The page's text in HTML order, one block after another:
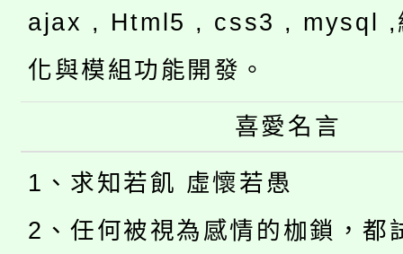
ajax , Html5 , css3 , mysql ,
化與模組功能開發。
喜愛名言
1、求知若飢 虛懷若愚
2、任何被視為感情的枷鎖，都